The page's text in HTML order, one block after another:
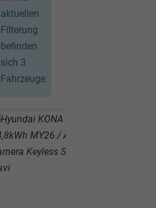
aktuellen
Filterung
befinden
sich 3
Fahrzeuge: